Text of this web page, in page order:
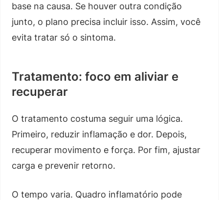
base na causa. Se houver outra condição
junto, o plano precisa incluir isso. Assim, você
evita tratar só o sintoma.
Tratamento: foco em aliviar e
recuperar
O tratamento costuma seguir uma lógica.
Primeiro, reduzir inflamação e dor. Depois,
recuperar movimento e força. Por fim, ajustar
carga e prevenir retorno.
O tempo varia. Quadro inflamatório pode